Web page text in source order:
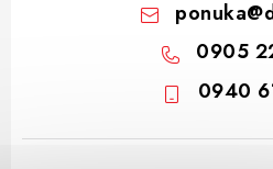
ponuka@
0905
0940